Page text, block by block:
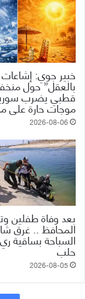
خبير جوي:
بالعقل” حول
قطبي يضرب
موجات حارة على
2026-08-06
بعد وفاة طفلين
المحافظ .. غرق
السباحة بساقية
حلب
2026-08-05